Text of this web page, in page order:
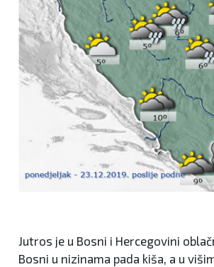
Jutros je u Bosni i Hercegovini
Bosni u nizinama pada kiša, a u